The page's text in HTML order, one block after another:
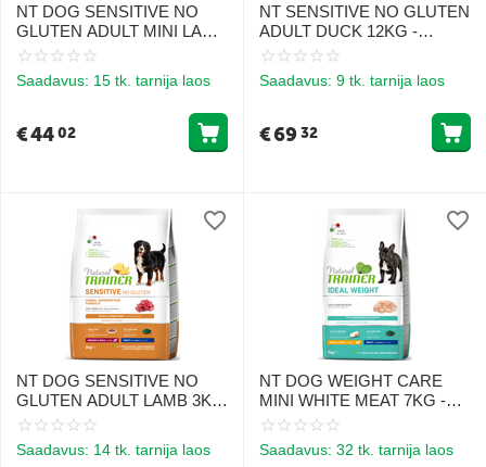
NT DOG SENSITIVE NO
GLUTEN ADULT MINI LAMB
7KG - GLUTEENIVABA TOIT
TUNDLIKELE
KOERTELE LAMBALIHAGA
Saadavus: 15 tk. tarnija laos
€4402
NT SENSITIVE NO GLUTEN
ADULT DUCK 12KG -
GLUTEENIVABA TOIT
TÄISKASVANUD
KESKMISTE JA SUURTE
TÕUGUDE KOERTELE
Saadavus: 9 tk. tarnija laos
€6932
NT DOG SENSITIVE NO
GLUTEN ADULT LAMB 3KG
- GLUTENIVABA TOIT
JA SUURTE TÕUGUDE
Saadavus: 14 tk. tarnija laos
NT DOG WEIGHT CARE
MINI WHITE MEAT 7KG -
TOIT VÄIKESTE TÕUGUDE
KOERTELE VALGE LIHAGA
Saadavus: 32 tk. tarnija laos